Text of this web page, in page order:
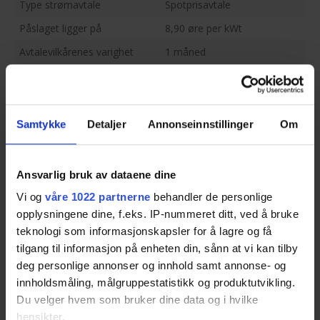
Samtykke Detaljer Annonseinnstillinger Om
Ansvarlig bruk av dataene dine
Vi og våre 1022 partnerne behandler de personlige
opplysningene dine, f.eks. IP-nummeret ditt, ved å bruke
teknologi som informasjonskapsler for å lagre og få
tilgang til informasjon på enheten din, sånn at vi kan tilby
deg personlige annonser og innhold samt annonse- og
innholdsmåling, målgruppestatistikk og produktutvikling.
Du velger hvem som bruker dine data og i hvilke
hensikter.
jevnt over vært den billigste de siste årene.
Innkjøpsprisavtaler følger prisen på kraftbørsen Nord
er noe dyrere enn spotprisen.
Variabel pris
Variabel pris er en blanding av fast- og spotpris.
Prisen fastsettes for en gitt periode, men justeres
regelmessig etter spotprisen. Den er mindre
forutsigbar enn fastpris, men noe dyrere enn
spotpris.
Fastpris
Type strømavtale
Spotprisavtale
Påslaget ligger på
8,90 øre per kWt
Avtalevilkårenes varighet
1 måned
Om strømregningen
Strømregningen betales
Hvor ofte får jeg
strømregning?
Hver måned
Betaling
Krever betaling med
avtalegiro
Nei